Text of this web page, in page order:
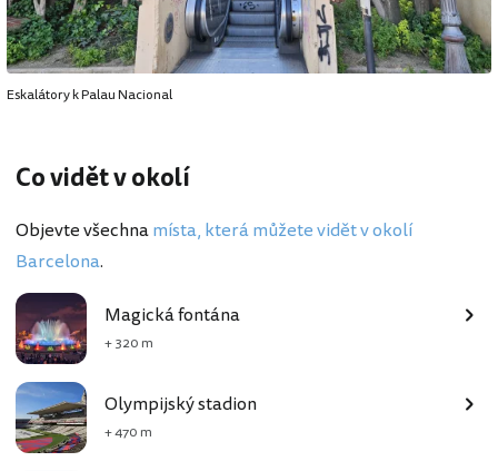
Eskalátory k Palau Nacional
Co vidět v okolí
Objevte všechnamísta, která můžete vidět v okolí
Barcelona.
Magická fontána
+ 320 m
Olympijský stadion
+ 470 m